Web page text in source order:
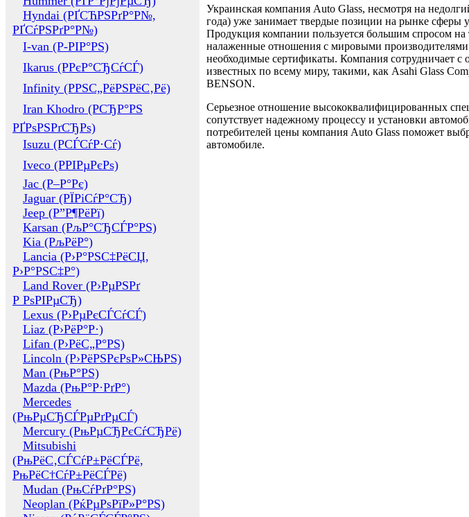
Hyndai (РҐСЋРЅРґР°Р№,
РҐСѓРЅРґР°Р№)
I-van (Р-РІР°РЅ)
Ikarus (РРєР°СЂСѓСЃ)
Infinity (РРЅС„РёРЅРёС‚Рё)
Iran Khodro (РСЂР°РЅ
РҐРѕРЅРґСЂРѕ)
Isuzu (РСЃСѓР·Сѓ)
Iveco (РРІРµРєРѕ)
Jac (Р–Р°Рє)
Jaguar (РЇРіСѓР°СЂ)
Jeep (Р”Р¶РёРї)
Karsan (РљР°СЂСЃР°РЅ)
Kia (РљРёР°)
Lancia (Р›Р°РЅС‡РёСЏ,
Р›Р°РЅС‡Р°)
Land Rover (Р›РµРЅРґ
Р РѕРІРµСЂ)
Lexus (Р›РµРєСЃСѓСЃ)
Liaz (Р›РёР°Р·)
Lifan (Р›РёС„Р°РЅ)
Lincoln (Р›РёРЅРєРѕР»СЊРЅ)
Man (РњР°РЅ)
Mazda (РњР°Р·РґР°)
Mercedes
(РњРµСЂСЃРµРґРµСЃ)
Mercury (РњРµСЂРєСѓСЂРё)
Mitsubishi
(РњРёС‚СЃСѓР±РёСЃРё,
РњРёС†СѓР±РёСЃРё)
Mudan (РњСѓРґР°РЅ)
Neoplan (РќРµРѕРїР»Р°РЅ)
Украинская компания Auto Glass, несмотря на
года) уже занимает твердые позиции на рынке сферы
Продукция компании пользуется большим спросом
налаженные отношения с мировыми производителями
необходимые сертификаты. Компания сотрудничает с
известных по всему миру, такими, как Asahi Glass
BENSON.
Серьезное отношение высококвалифицированных
сопутствует надежному процессу и установки
потребителей цены компания Auto Glass поможет
автомобиле.